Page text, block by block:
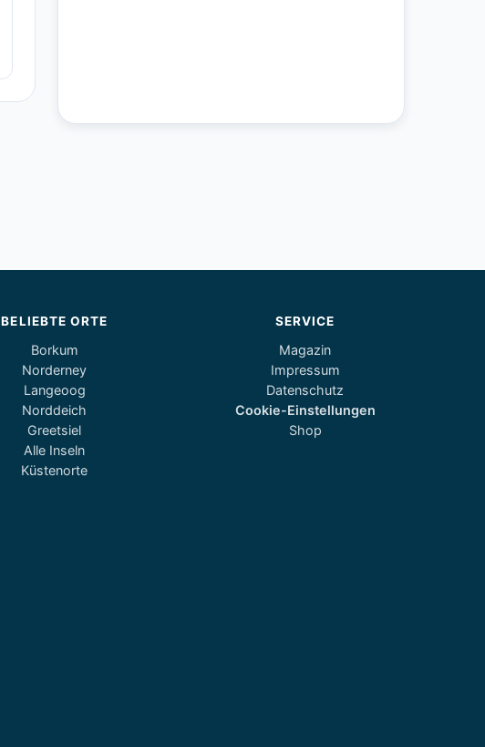
BELIEBTE ORTE
Borkum
Norderney
Langeoog
Norddeich
Greetsiel
Alle Inseln
Küstenorte
SERVICE
Magazin
Impressum
Datenschutz
Cookie-Einstellungen
Shop